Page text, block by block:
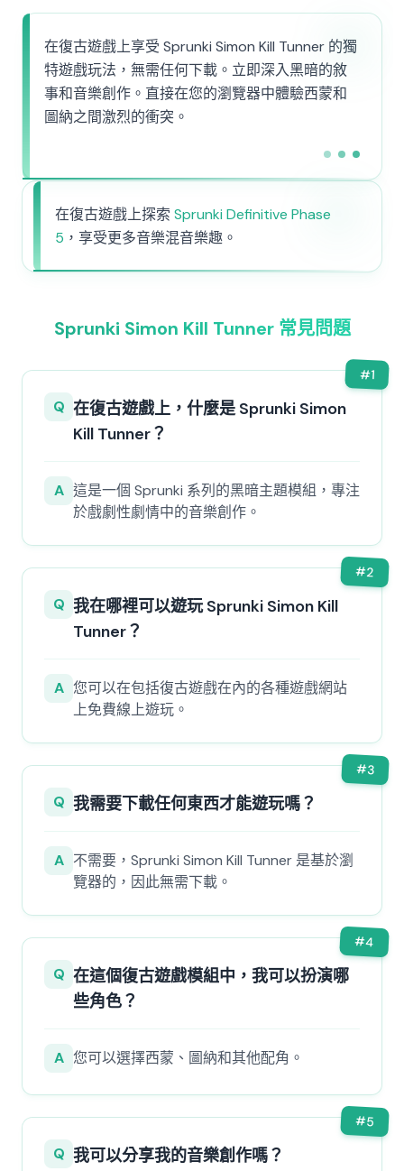
在復古遊戲上享受 Sprunki Simon Kill Tunner 的獨
特遊戲玩法，無需任何下載。立即深入黑暗的敘
事和音樂創作。直接在您的瀏覽器中體驗西蒙和
圖納之間激烈的衝突。
在復古遊戲上探索 Sprunki Definitive Phase
5 ，享受更多音樂混音樂趣。
Sprunki Simon Kill Tunner 常見問題
#1
Q 在復古遊戲上，什麼是 Sprunki Simon
Kill Tunner？
A 這是一個 Sprunki 系列的黑暗主題模組，專注
於戲劇性劇情中的音樂創作。
#2
Q 我在哪裡可以遊玩 Sprunki Simon Kill
Tunner？
A 您可以在包括復古遊戲在內的各種遊戲網站
上免費線上遊玩。
#3
Q 我需要下載任何東西才能遊玩嗎？
A 不需要，Sprunki Simon Kill Tunner 是基於瀏
覽器的，因此無需下載。
#4
Q 在這個復古遊戲模組中，我可以扮演哪
些角色？
A 您可以選擇西蒙、圖納和其他配角。
#5
Q 我可以分享我的音樂創作嗎？